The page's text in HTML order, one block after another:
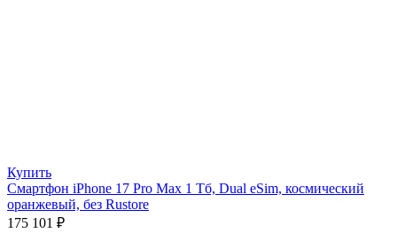
Купить
Смартфон iPhone 17 Pro Max 1 Тб, Dual eSim, космический
оранжевый, без Rustore
175 101 ₽